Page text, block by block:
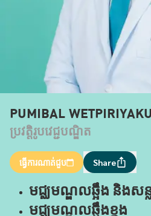
PUMIBAL
ប្រវត្តិរូបវេជ្ជបណ្ឌិត
ធ្វើការណាត់ជួប Share
មជ្ឈមណ្ឌលឆ្អឹង និងសន្
មជ្ឈមណ្ឌលឆ្អឹងខ្នង